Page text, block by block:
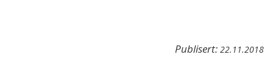
Publisert: 22.11.2018